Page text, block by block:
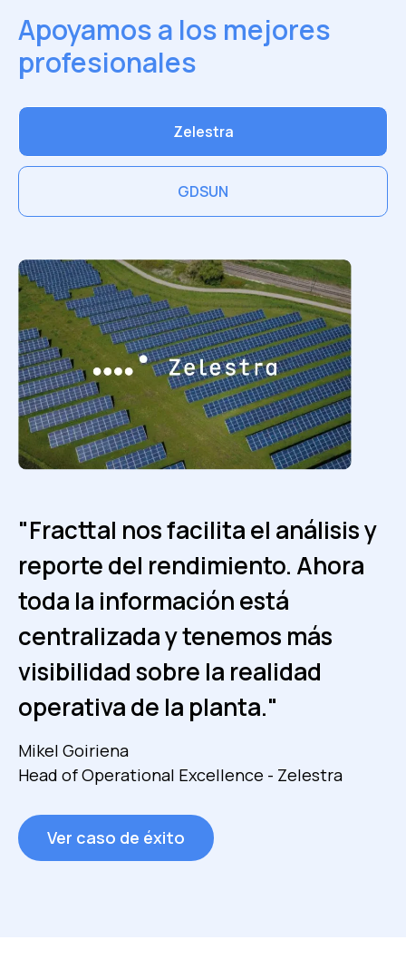
Apoyamos a los mejores
profesionales
Zelestra
GDSUN
"Fracttal nos facilita el análisis y
reporte del rendimiento. Ahora
toda la información está
centralizada y tenemos más
visibilidad sobre la realidad
operativa de la planta."
Mikel Goiriena
Head of Operational Excellence - Zelestra
Ver caso de éxito
"La digitalización de los
procesos con Fracttal permitió
reducir significativamente el
tiempo de inactividad de las
plantas y en consecuencia
aumentar la disponibilidad."
Jadson Silva
Coordinador de operaciones y mantenimiento -